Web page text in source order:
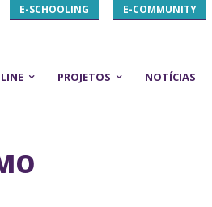
E-SCHOOLING E-COMMUNITY
PROJETOS NOTÍCIAS